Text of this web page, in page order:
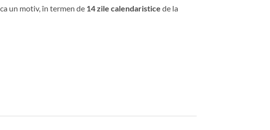
un motiv, în termen de 14 zile calendaristice de la